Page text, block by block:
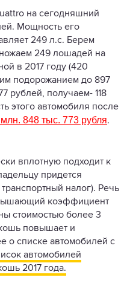
на сегодняшний
Мощность его
249 л.с. Берем
249 лошадей на
в 2017 году (420
подорожанием до 897
рублей, получаем- 118
этого автомобиля после
848 тыс. 773 рубля.
вплотную подходит к
придется
налог). Речь
коэффициент
стоимостью более 3
повышает и
о списке автомобилей с
автомобилей
2017 года.